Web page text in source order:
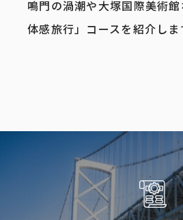
鳴門の渦潮や大塚国際美術
体感旅行」コースを紹介しま